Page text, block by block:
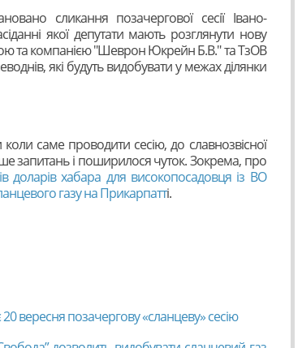
сликання позачергової сесії Івано-
якої депутати мають розглянути нову
та компанією "Шеврон Юкрейн Б.В." та ТзОВ
які будуть видобувати у межах ділянки
саме проводити сесію, до славнозвісної
запитань і поширилося чуток. Зокрема, про
доларів хабара для високопосадовця із ВО
газу на Прикарпатті.
вересня позачергову «сланцеву» сесію